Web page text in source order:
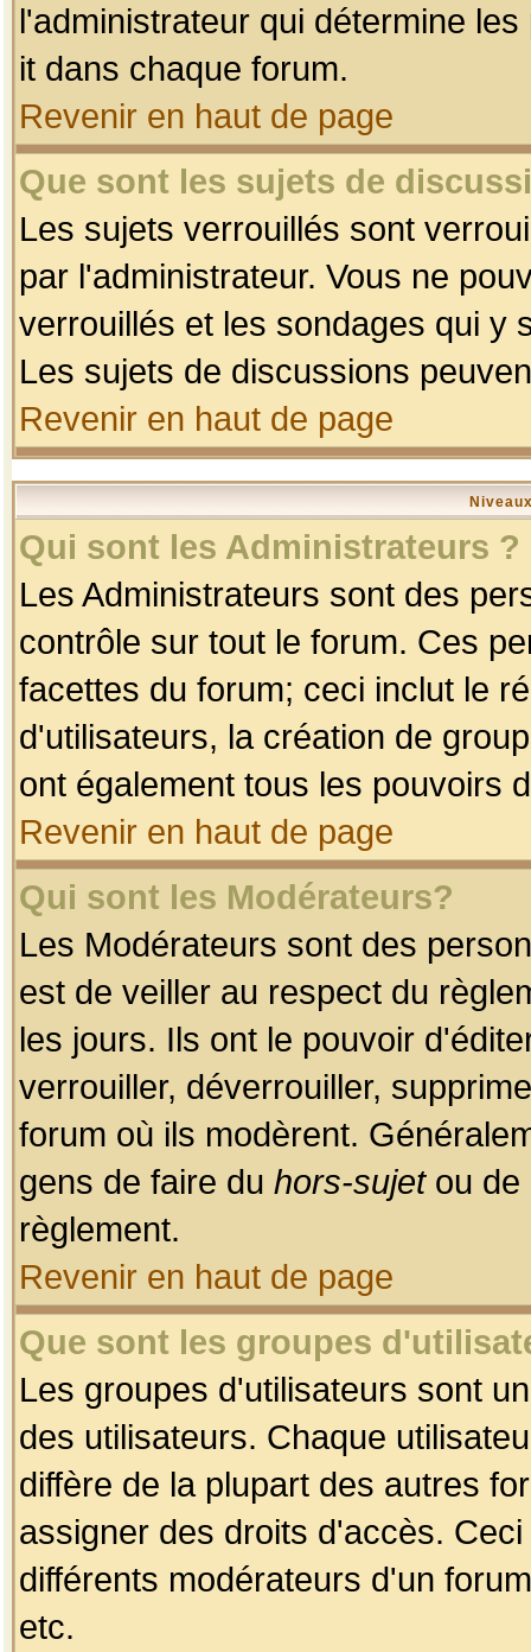
l'administrateur qui détermine
it dans chaque forum.
Revenir en haut de page
Que sont les sujets de
Les sujets verrouillés sont
par l'administrateur. Vous ne
verrouillés et les sondages qui y
Les sujets de discussions
Revenir en haut de page
Qui sont les Administrateurs ?
Les Administrateurs sont des
contrôle sur tout le forum. Ces
facettes du forum; ceci inclut le
d'utilisateurs, la création de
ont également tous les pouvoirs
Revenir en haut de page
Qui sont les Modérateurs?
Les Modérateurs sont des
est de veiller au respect du
les jours. Ils ont le pouvoir
verrouiller, déverrouiller,
forum où ils modèrent.
gens de faire du hors-sujetou de
règlement.
Revenir en haut de page
Que sont les groupes
Les groupes d'utilisateurs sont
des utilisateurs. Chaque
diffère de la plupart des autres
assigner des droits d'accès.
différents modérateurs d'un
etc.